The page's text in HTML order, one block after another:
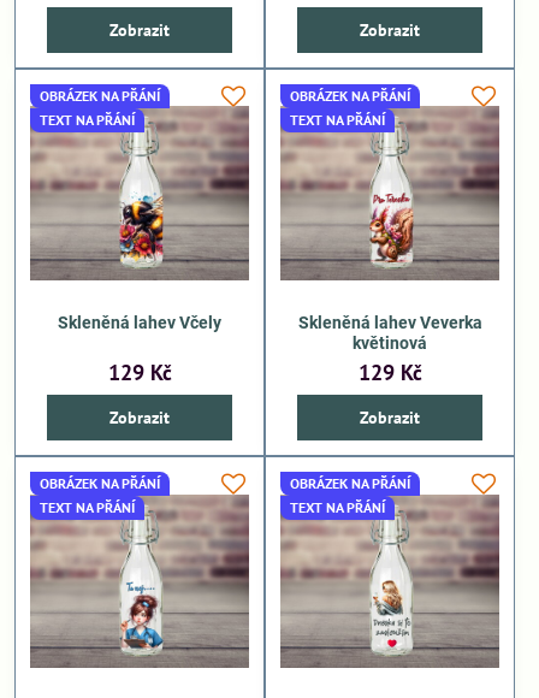
Zobrazit Zobrazit
OBRÁZEK NA PŘÁNÍ
TEXT NA PŘÁNÍ
Skleněná lahev Včely
129 Kč
Zobrazit
OBRÁZEK NA PŘÁNÍ
TEXT NA PŘÁNÍ
Skleněná lahev Veverka
květinová
129 Kč
Zobrazit
OBRÁZEK NA PŘÁNÍ
TEXT NA PŘÁNÍ
OBRÁZEK NA PŘÁNÍ
TEXT NA PŘÁNÍ